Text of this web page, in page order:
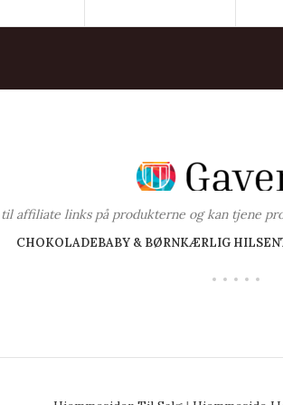
affiliate links på produkterne og kan tjene
CHOKOLADEBABY & BØRNKÆRLIG HILSEN